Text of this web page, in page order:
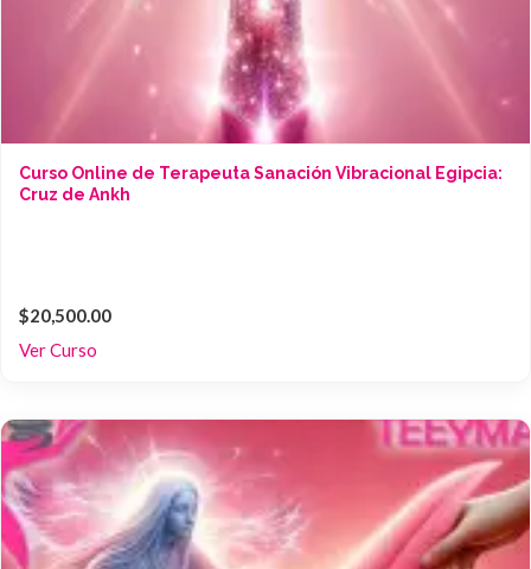
Curso Online de Terapeuta Sanación Vibracional Egipcia:
Cruz de Ankh
$20,500.00
Ver Curso